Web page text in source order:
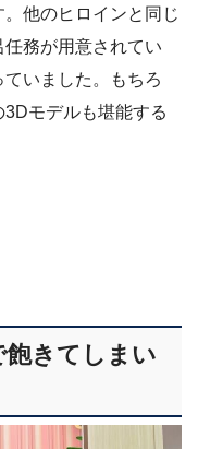
他のヒロインと同じ
務が用意されてい
いました。もちろ
モデルも堪能する
飽きてしまい